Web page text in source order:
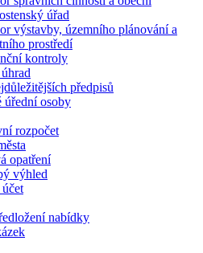
úřad
výstavby, územního plánování a
prostředí
kontroly
předpisů
úřední osoby
rozpočet
opatření
výhled
nabídky